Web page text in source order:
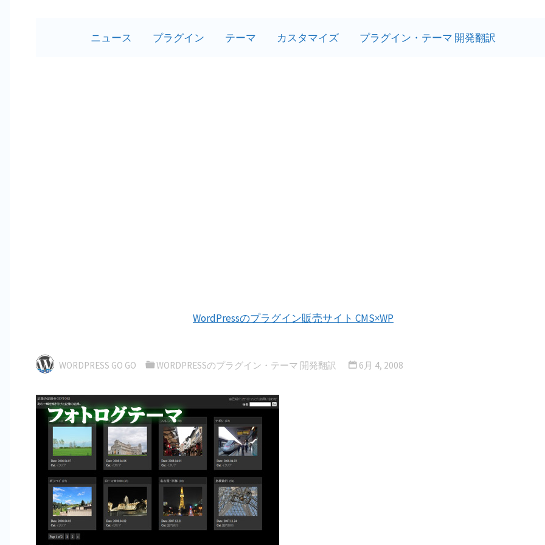
ニュース プラグイン テーマ カスタマイズ プラグイン・テーマ 開発翻訳
WordPressのプラグイン販売サイト CMS×WP
WORDPRESS GO GO WORDPRESSのプラグイン・テーマ 開発翻訳 6月 4, 2008